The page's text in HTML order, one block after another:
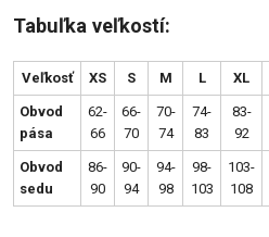
Tabuľka veľkostí:
Veľkosť XS S M L XL
Obvod
pása
62-
66
66-
70
70-
74
74-
83
83-
92
Obvod
sedu
86-
90
90-
94
94-
98
98-
103
103-
108